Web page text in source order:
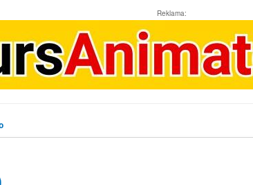
Reklama: